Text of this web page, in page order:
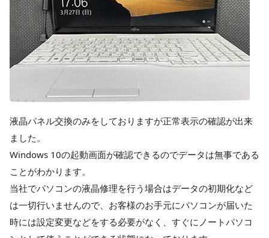
液晶パネル交換のみをしておりますが正常表示の確認が出来
ました。
Windows 10の起動画面が確認できるのでデータは無事である
ことがわかります。
当社でパソコンの液晶修理を行う場合はデータの初期化など
は一切行いませんので、お客様のお手元にパソコンが届いた
時には設定変更などをする必要がなく、すぐにノートパソコ